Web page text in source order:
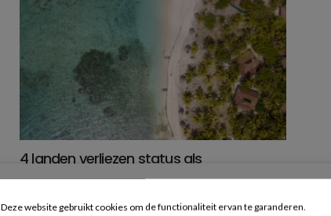
4 landen verliezen status als
belastingparadijs
20/08/2019
Deze website gebruikt cookies om de functionaliteit ervan te garanderen.